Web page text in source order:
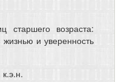
старшего возраста:
жизнью и уверенность